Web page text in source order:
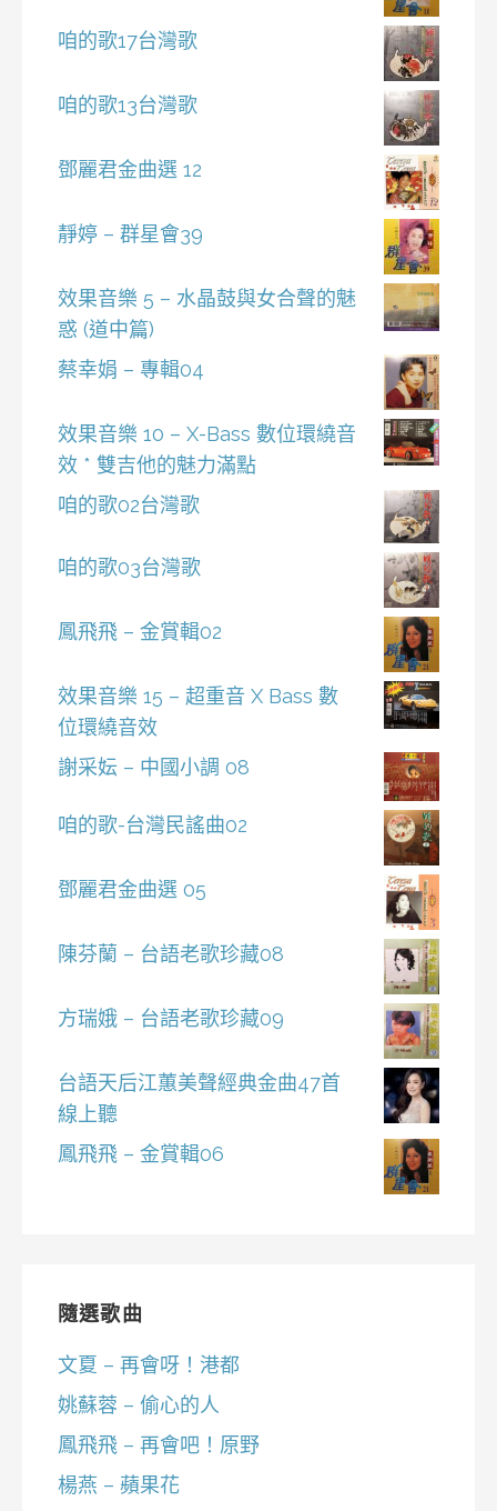
咱的歌17台灣歌
咱的歌13台灣歌
鄧麗君金曲選 12
靜婷 – 群星會39
效果音樂 5 – 水晶鼓與女合聲的魅
惑 (道中篇)
蔡幸娟 – 專輯04
效果音樂 10 – X-Bass 數位環繞音
效 * 雙吉他的魅力滿點
咱的歌02台灣歌
咱的歌03台灣歌
鳳飛飛 – 金賞輯02
效果音樂 15 – 超重音 X Bass 數
位環繞音效
謝采妘 – 中國小調 08
咱的歌-台灣民謠曲02
鄧麗君金曲選 05
陳芬蘭 – 台語老歌珍藏08
方瑞娥 – 台語老歌珍藏09
台語天后江蕙美聲經典金曲47首
線上聽
鳳飛飛 – 金賞輯06
隨選歌曲
文夏 – 再會呀！港都
姚蘇蓉 – 偷心的人
鳳飛飛 – 再會吧！原野
楊燕 – 蘋果花